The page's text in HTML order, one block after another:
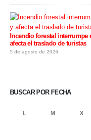
Incendio forestal interrumpe
afecta el traslado de turistas
5 de agosto de 2026
BUSCAR POR FECHA
L M X